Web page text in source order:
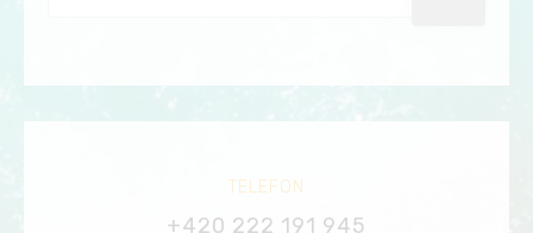
TELEFON
+420 222 191 945